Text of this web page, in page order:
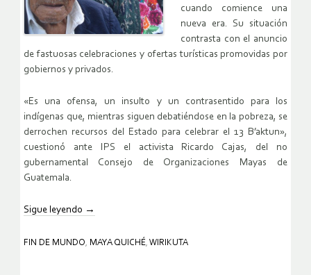
cuando comience una
nueva era. Su situación
contrasta con el anuncio
de fastuosas celebraciones y ofertas turísticas promovidas por
gobiernos y privados.
«Es una ofensa, un insulto y un contrasentido para los
indígenas que, mientras siguen debatiéndose en la pobreza, se
derrochen recursos del Estado para celebrar el 13 B’aktun»,
cuestionó ante IPS el activista Ricardo Cajas, del no
gubernamental Consejo de Organizaciones Mayas de
Guatemala.
Sigue leyendo →
FIN DE MUNDO, MAYA QUICHÉ, WIRIKUTA